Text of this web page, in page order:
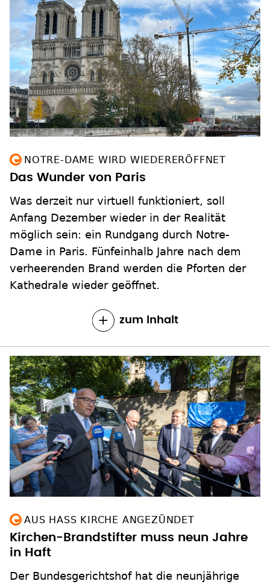
NOTRE-DAME WIRD WIEDERERÖFFNET
Das Wunder von Paris
Was derzeit nur virtuell funktioniert, soll
Anfang Dezember wieder in der Realität
möglich sein: ein Rundgang durch Notre-
Dame in Paris. Fünfeinhalb Jahre nach dem
verheerenden Brand werden die Pforten der
Kathedrale wieder geöffnet.
zum Inhalt
AUS HASS KIRCHE ANGEZÜNDET
Kirchen-Brandstifter muss neun Jahre
in Haft
Der Bundesgerichtshof hat die neunjährige